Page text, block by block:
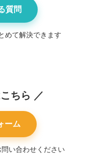
質問
めて解決できます
ちら ／
ーム
い合わせください